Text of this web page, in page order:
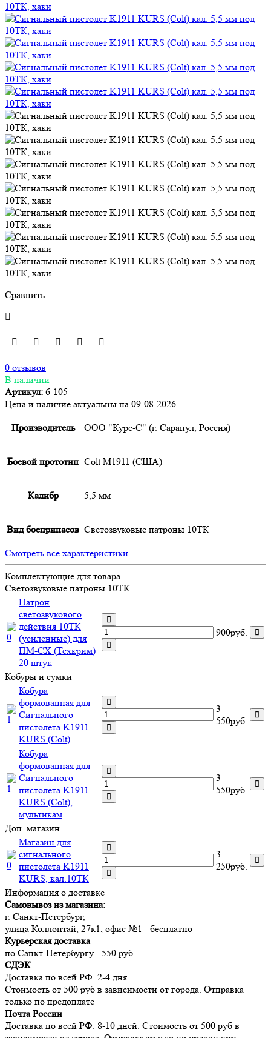
Сравнить
0 отзывов
В наличии
Артикул: 6-105
Цена и наличие актуальны на 09-08-2026
Производитель ООО "Курс-С" (г. Сарапул, Россия)
Боевой прототип Colt M1911 (США)
Калибр 5,5 мм
Вид боеприпасов Светозвуковые патроны 10ТК
Смотреть все характеристики
Комплектующие для товара
Светозвуковые патроны 10ТК
Патрон
светозвукового
действия 10ТК
(усиленные) для
ПМ-СХ (Техкрим)
20 штук
900руб.
Кобуры и сумки
Кобура
формованная для
Сигнального
пистолета K1911
KURS (Colt)
3
550руб.
Кобура
формованная для
Сигнального
пистолета K1911
KURS (Colt),
мультикам
3
550руб.
Доп. магазин
Магазин для
сигнального
пистолета K1911
KURS, кал.10ТК
3
250руб.
Информация о доставке
Самовывоз из магазина:
г. Санкт-Петербург,
улица Коллонтай, 27к1, офис №1 - бесплатно
Курьерская доставка
по Санкт-Петербургу - 550 руб.
СДЭК
Доставка по всей РФ. 2-4 дня.
Стоимость от 500 руб в зависимости от города. Отправка
только по предоплате
Почта России
Доставка по всей РФ. 8-10 дней. Стоимость от 500 руб в